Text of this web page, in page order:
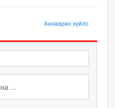
Анхаарах зүйлс